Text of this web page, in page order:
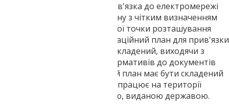
Другим кроком має бути прив'язка до електромережі
підготовка ситуаційного плану з чітким визначенням
конкретного місця конкретної точки розташування
електричної установки. Ситуаційний план для прив'язки
до електромережі має бути складений, виходячи з
регламентованих законів нормативів до документів
такого формату. Ситуаційний план має бути складений
компанією-виконавцем, яка працює на території
України офіційно за ліцензією, виданою державою.